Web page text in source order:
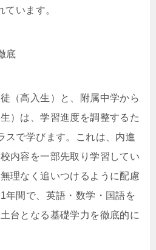
ています。
底
（高入生）と、附属中学から
）は、学習進度を調整するた
スで学びます。これは、内進
内容を一部先取り学習してい
理なく追いつけるように配慮
年間で、英語・数学・国語を
台となる基礎学力を徹底的に